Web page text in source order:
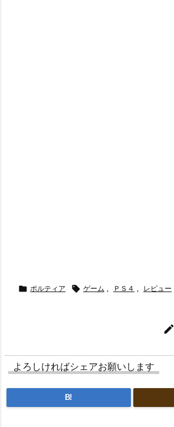
 ポルティア  ゲーム , ＰＳ４ , レビュー

よろしければシェアお願いします
B!